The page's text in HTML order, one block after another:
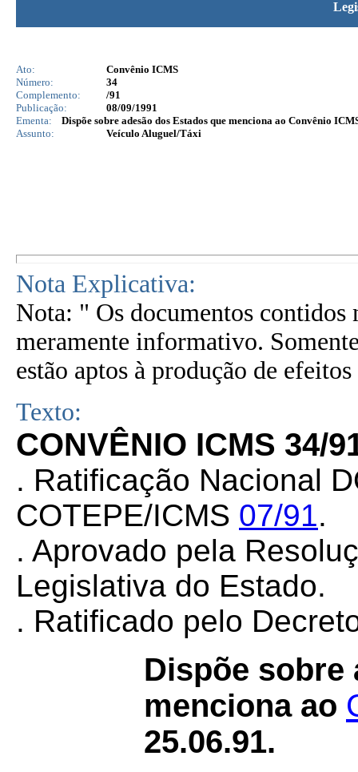
Ato:
Convênio ICMS
Número:
34
Complemento:
/91
Publicação:
08/09/1991
Ementa:
Dispõe sobre adesão dos Estados que menciona ao Convênio
Assunto:
Veículo Aluguel/Táxi
Nota Explicativa:
Nota: " Os documentos contidos
meramente informativo.
estão aptos à produção de
Texto:
CONVÊNIO ICMS 34/
. Ratificação Nacional
COTEPE/ICMS 07/91.
. Aprovado pela
Legislativa do Estado.
. Ratificado pelo
Dispõe sobre
menciona ao
25.06.91.